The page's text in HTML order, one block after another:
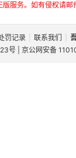
服务。如有侵权请邮
罚记录 联系我们
号 | 京公网安备